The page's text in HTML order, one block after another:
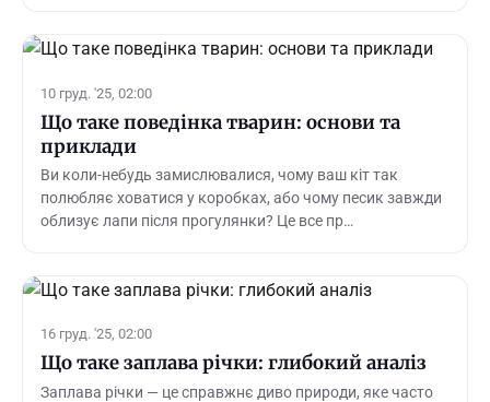
10 груд. '25, 02:00
Що таке поведінка тварин: основи та
приклади
Ви коли-небудь замислювалися, чому ваш кіт так
полюбляє ховатися у коробках, або чому песик завжди
облизує лапи після прогулянки? Це все пр…
16 груд. '25, 02:00
Що таке заплава річки: глибокий аналіз
Заплава річки — це справжнє диво природи, яке часто